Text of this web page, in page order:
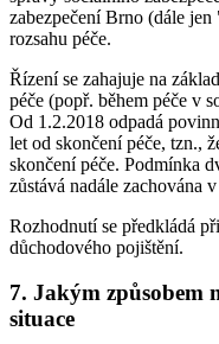
zabezpečení Brno (dále
rozsahu péče.
Řízení se zahajuje na
péče (popř. během péče v
Od 1.2.2018 odpadá
let od skončení péče, tzn.,
skončení péče. Podmínka
zůstává nadále zachována
Rozhodnutí se předkládá
důchodového pojištění.
7. Jakým způsobem
situace